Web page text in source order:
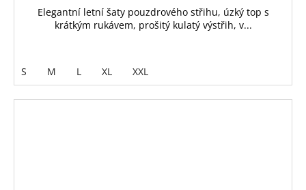
Elegantní letní šaty pouzdrového střihu, úzký top s
krátkým rukávem, prošitý kulatý výstřih, v...
S M L XL XXL